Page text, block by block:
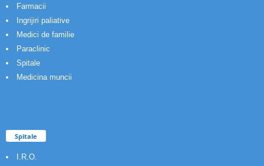
Farmacii
Ingrijiri paliative
Medici de familie
Paraclinic
Spitale
Medicina muncii
Spitale
I.R.O.